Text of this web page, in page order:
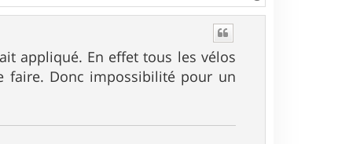
a
appliqué. En effet tous les vélos
faire. Donc impossibilité pour un